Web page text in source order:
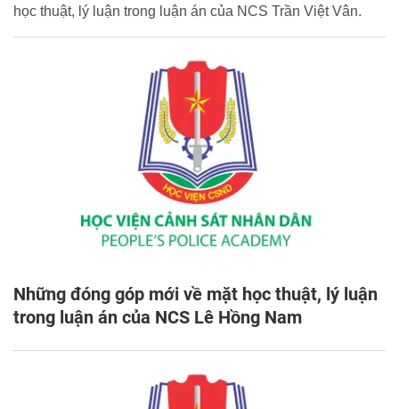
học thuật, lý luận trong luận án của NCS Trần Việt Vân.
Những đóng góp mới về mặt học thuật, lý luận
trong luận án của NCS Lê Hồng Nam